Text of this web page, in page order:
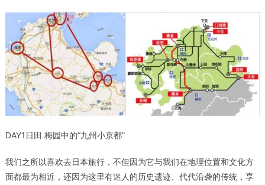
DAY1 日田 梅园中的“九州小京都”
我们之所以喜欢去日本旅行，不但因为它与我们在地理位置和文化方
面都最为相近，还因为这里有迷人的历史遗迹、代代沿袭的传统，享